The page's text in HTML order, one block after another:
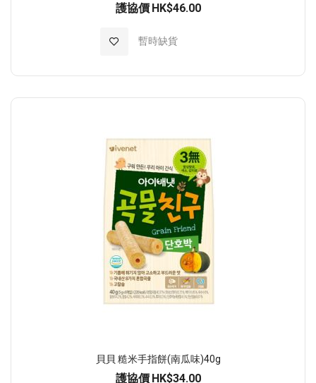
護協價 HK$46.00
暫時缺貨
加入至願望清單
貝貝 糙米手指餅(南瓜味)40g
護協價 HK$34.00